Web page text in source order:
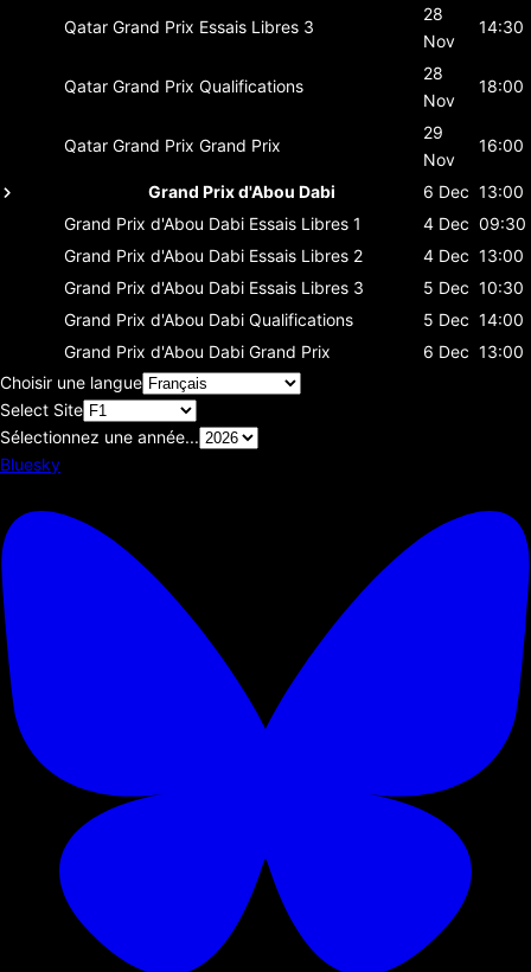
Qatar Grand Prix Essais Libres 3
28
Nov
14:30
Qatar Grand Prix Qualifications
28
Nov
18:00
Qatar Grand Prix Grand Prix
29
Nov
16:00
Grand Prix d'Abou Dabi 6 Dec 13:00
Grand Prix d'Abou Dabi Essais Libres 1 4 Dec 09:30
Grand Prix d'Abou Dabi Essais Libres 2 4 Dec 13:00
Grand Prix d'Abou Dabi Essais Libres 3 5 Dec 10:30
Grand Prix d'Abou Dabi Qualifications 5 Dec 14:00
Grand Prix d'Abou Dabi Grand Prix 6 Dec 13:00
Choisir une langue
Select Site
Sélectionnez une année...
Bluesky